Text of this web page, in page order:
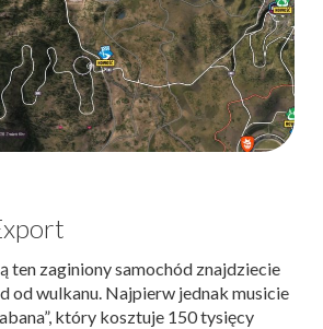
ten zaginiony samochód znajdziecie
od wulkanu. Najpierw jednak musicie
który kosztuje 150 tysięcy